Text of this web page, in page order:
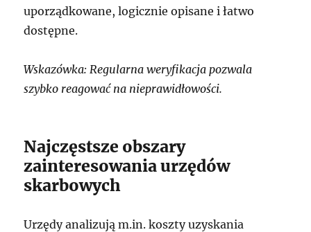
uporządkowane, logicznie opisane i łatwo
dostępne.
Wskazówka: Regularna weryfikacja pozwala
szybko reagować na nieprawidłowości.
Najczęstsze obszary
zainteresowania urzędów
skarbowych
Urzędy analizują m.in. koszty uzyskania